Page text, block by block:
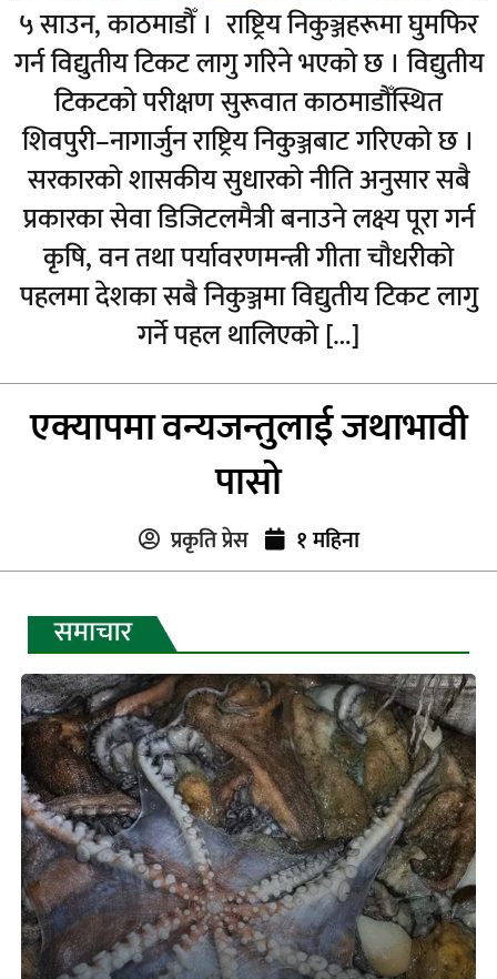
५ साउन, काठमाडौँ । राष्ट्रिय निकुञ्जहरूमा घुमफिर
गर्न विद्युतीय टिकट लागु गरिने भएको छ । विद्युतीय
टिकटको परीक्षण सुरूवात काठमाडौँस्थित
शिवपुरी–नागार्जुन राष्ट्रिय निकुञ्जबाट गरिएको छ ।
सरकारको शासकीय सुधारको नीति अनुसार सबै
प्रकारका सेवा डिजिटलमैत्री बनाउने लक्ष्य पूरा गर्न
कृषि, वन तथा पर्यावरणमन्त्री गीता चौधरीको
पहलमा देशका सबै निकुञ्जमा विद्युतीय टिकट लागु
गर्ने पहल थालिएको […]
एक्यापमा वन्यजन्तुलाई जथाभावी
पासो
प्रकृति प्रेस १ महिना